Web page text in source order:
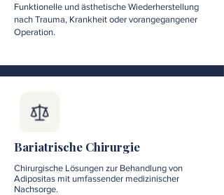
Funktionelle und ästhetische Wiederherstellung
nach Trauma, Krankheit oder vorangegangener
Operation.
Bariatrische Chirurgie
Chirurgische Lösungen zur Behandlung von
Adipositas mit umfassender medizinischer
Nachsorge.